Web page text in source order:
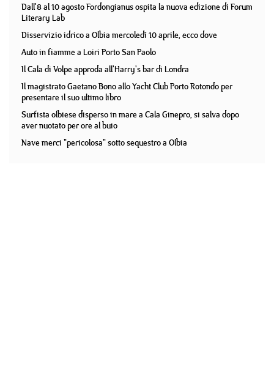
Dall'8 al 10 agosto Fordongianus ospita la nuova edizione di Forum
Literary Lab
Disservizio idrico a Olbia mercoledì 10 aprile, ecco dove
Auto in fiamme a Loiri Porto San Paolo
Il Cala di Volpe approda all'Harry's bar di Londra
Il magistrato Gaetano Bono allo Yacht Club Porto Rotondo per
presentare il suo ultimo libro
Surfista olbiese disperso in mare a Cala Ginepro, si salva dopo
aver nuotato per ore al buio
Nave merci "pericolosa" sotto sequestro a Olbia